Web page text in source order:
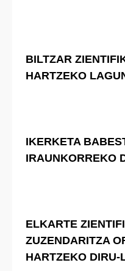
BILTZAR
HARTZEKO
IKERKETA
IRAUNKORREKO
ELKARTE
ZUZENDARITZA
HARTZEKO